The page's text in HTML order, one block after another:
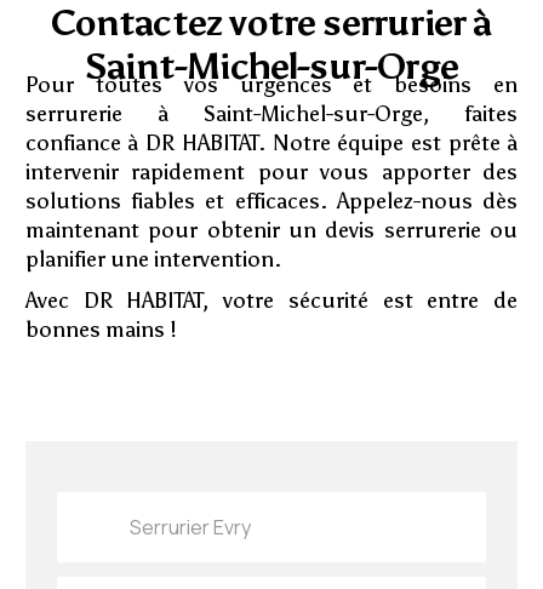
Contactez votre serrurier à
Saint-Michel-sur-Orge
Pour toutes vos urgences et besoins en
serrurerie à Saint-Michel-sur-Orge, faites
confiance à DR HABITAT. Notre équipe est prête à
intervenir rapidement pour vous apporter des
solutions fiables et efficaces. Appelez-nous dès
maintenant pour obtenir un devis serrurerie ou
planifier une intervention.
Avec DR HABITAT, votre sécurité est entre de
bonnes mains !
Serrurier Evry